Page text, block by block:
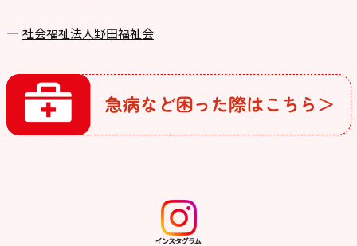
社会福祉法人野田福祉会